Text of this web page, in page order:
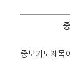
중보기도제목